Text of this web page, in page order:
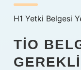
H1 Yetki Belgesi
TIO